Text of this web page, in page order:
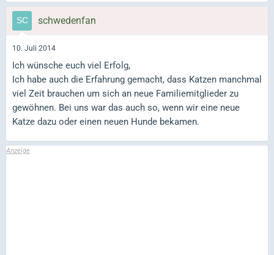
schwedenfan
10. Juli 2014
Ich wünsche euch viel Erfolg,
Ich habe auch die Erfahrung gemacht, dass Katzen manchmal
viel Zeit brauchen um sich an neue Familiemitglieder zu
gewöhnen. Bei uns war das auch so, wenn wir eine neue
Katze dazu oder einen neuen Hunde bekamen.